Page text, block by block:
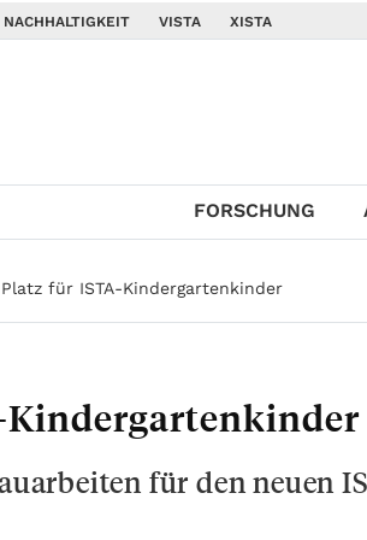
NACHHALTIGKEIT VISTA XISTA
FORSCHUNG
für ISTA-Kindergartenkinder
für den neuen